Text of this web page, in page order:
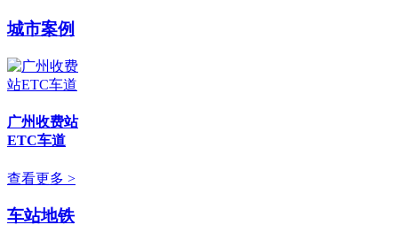
城市案例
广州收费站
ETC车道
查看更多 >
车站地铁